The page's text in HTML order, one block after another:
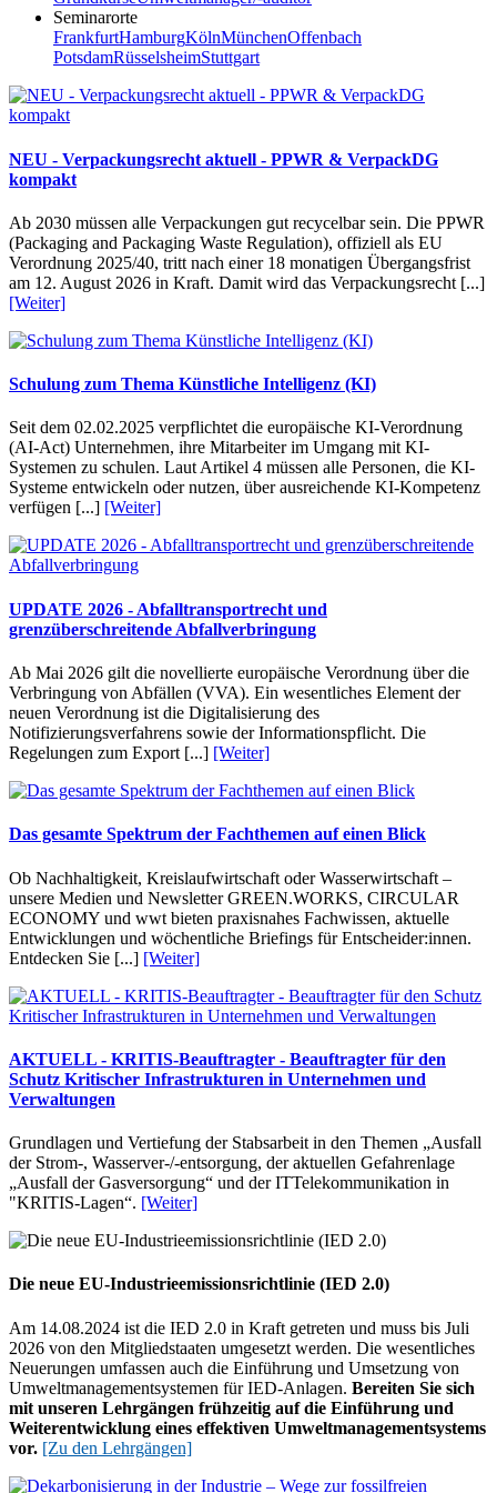
Seminarorte
FrankfurtHamburgKölnMünchenOffenbach
PotsdamRüsselsheimStuttgart
NEU - Verpackungsrecht aktuell - PPWR & VerpackDG
kompakt
Ab 2030 müssen alle Verpackungen gut recycelbar sein. Die PPWR
(Packaging and Packaging Waste Regulation), offiziell als EU
Verordnung 2025/40, tritt nach einer 18 monatigen Übergangsfrist
am 12. August 2026 in Kraft. Damit wird das Verpackungsrecht [...]
[Weiter]
Schulung zum Thema Künstliche Intelligenz (KI)
Seit dem 02.02.2025 verpflichtet die europäische KI-Verordnung
(AI-Act) Unternehmen, ihre Mitarbeiter im Umgang mit KI-
Systemen zu schulen. Laut Artikel 4 müssen alle Personen, die KI-
Systeme entwickeln oder nutzen, über ausreichende KI-Kompetenz
verfügen [...] [Weiter]
UPDATE 2026 - Abfalltransportrecht und
grenzüberschreitende Abfallverbringung
Ab Mai 2026 gilt die novellierte europäische Verordnung über die
Verbringung von Abfällen (VVA). Ein wesentliches Element der
neuen Verordnung ist die Digitalisierung des
Notifizierungsverfahrens sowie der Informationspflicht. Die
Regelungen zum Export [...] [Weiter]
Das gesamte Spektrum der Fachthemen auf einen Blick
Ob Nachhaltigkeit, Kreislaufwirtschaft oder Wasserwirtschaft –
unsere Medien und Newsletter GREEN.WORKS, CIRCULAR
ECONOMY und wwt bieten praxisnahes Fachwissen, aktuelle
Entwicklungen und wöchentliche Briefings für Entscheider:innen.
Entdecken Sie [...] [Weiter]
AKTUELL - KRITIS-Beauftragter - Beauftragter für den
Schutz Kritischer Infrastrukturen in Unternehmen und
Verwaltungen
Grundlagen und Vertiefung der Stabsarbeit in den Themen „Ausfall
der Strom-, Wasserver-/-entsorgung, der aktuellen Gefahrenlage
„Ausfall der Gasversorgung“ und der ITTelekommunikation in
"KRITIS-Lagen“. [Weiter]
Die neue EU-Industrieemissionsrichtlinie (IED 2.0)
Am 14.08.2024 ist die IED 2.0 in Kraft getreten und muss bis Juli
2026 von den Mitgliedstaaten umgesetzt werden. Die wesentliches
Neuerungen umfassen auch die Einführung und Umsetzung von
Umweltmanagementsystemen für IED-Anlagen. Bereiten Sie sich
mit unseren Lehrgängen frühzeitig auf die Einführung und
Weiterentwicklung eines effektiven Umweltmanagementsystems
vor. [Zu den Lehrgängen]